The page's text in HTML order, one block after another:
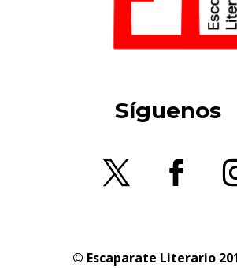
Síguenos
© Escaparate Literario